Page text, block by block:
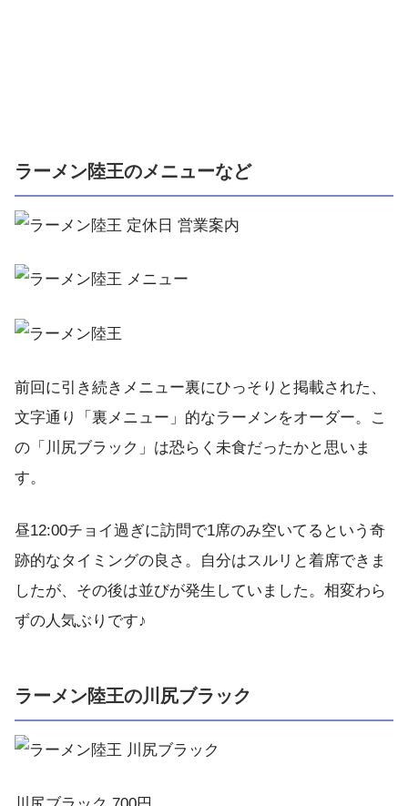
ラーメン陸王のメニューなど
前回に引き続きメニュー裏にひっそりと掲載された、
文字通り「裏メニュー」的なラーメンをオーダー。こ
の「川尻ブラック」は恐らく未食だったかと思いま
す。
昼12:00チョイ過ぎに訪問で1席のみ空いてるという奇
跡的なタイミングの良さ。自分はスルリと着席できま
したが、その後は並びが発生していました。相変わら
ずの人気ぶりです♪
ラーメン陸王の川尻ブラック